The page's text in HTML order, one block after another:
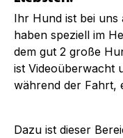
Ihr Hund ist bei uns
haben speziell im
dem gut 2 große
ist Videoüberwacht
während der Fahrt,
Dazu ist dieser